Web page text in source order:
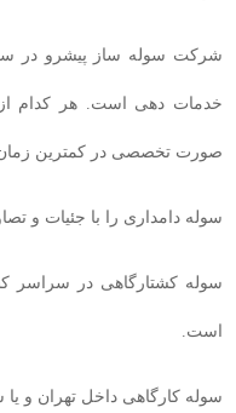
شرکت سوله ساز پیشرو در
خدمات دهی است. هر کدام
صورت تخصصی در کمترین زمان
سوله دامداری را با جئیات و
سوله کشتارگاهی در سراسر
است.
سوله کارگاهی داخل تهران و